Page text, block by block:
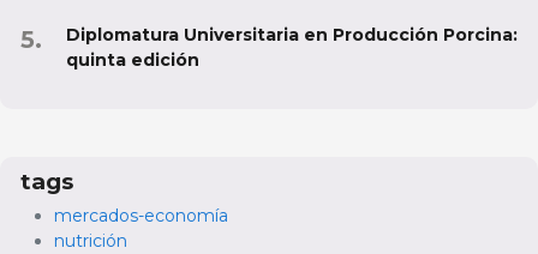
Diplomatura Universitaria en Producción Porcina:
quinta edición
tags
mercados-economía
nutrición